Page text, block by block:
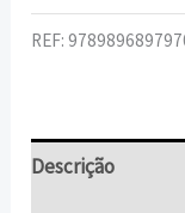
REF:
Descrição